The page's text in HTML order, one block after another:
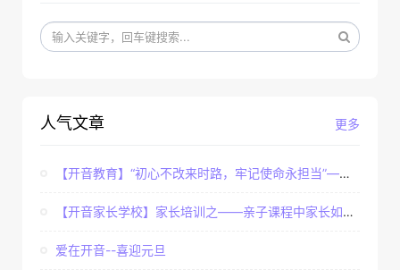
更多
人气文章
【开音教育】“初心不改来时路，牢记使命永担当”——...
【开音家长学校】家长培训之——亲子课程中家长如何辅...
爱在开音--喜迎元旦